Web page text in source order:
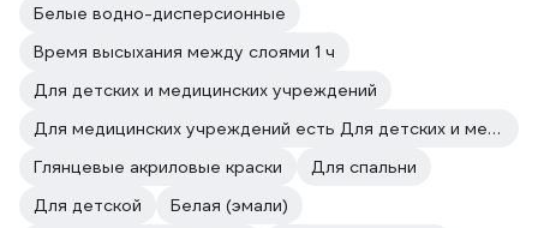
Белые водно-дисперсионные
Время высыхания между слоями 1 ч
Для детских и медицинских учреждений
Для медицинских учреждений есть Для детских и медицинских учреждений
Глянцевые акриловые краски
Для спальни
Для детской
Белая (эмали)